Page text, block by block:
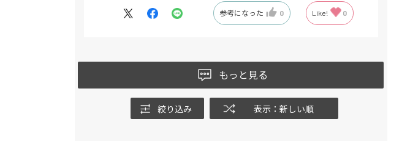
参考になった 0 Like! 0
もっと見る
絞り込み 表示：新しい順